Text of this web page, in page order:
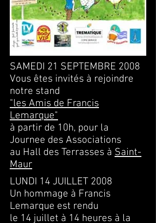
SAMEDI 21 SEPTEMBRE 2008
Vous êtes invités à rejoindre
notre stand
"les Amis de Francis
Lemarque"
à partir de 10h, pour la
Journee des Associations
au Hall des Terrasses à Saint-
Maur
LUNDI 14 JUILLET 2008
Un hommage à Francis
Lemarque est rendu
le 14 juillet à 14 heures à la